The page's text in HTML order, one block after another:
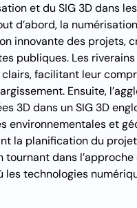
et du SIG 3D dans
d’abord, la
innovante des projets,
publiques. Les
facilitant leur
Ensuite,
3D dans un SIG 3D
environnementales et
la planification du
tournant dans
les technologies